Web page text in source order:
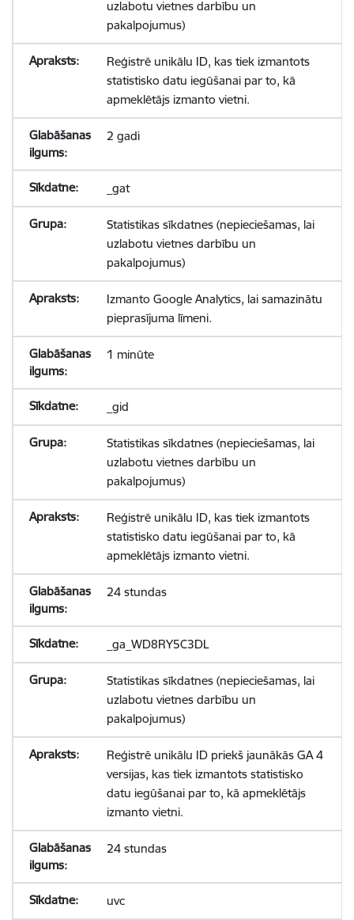
uzlabotu vietnes darbību un
pakalpojumus)
Reģistrē unikālu ID, kas tiek izmantots
statistisko datu iegūšanai par to, kā
apmeklētājs izmanto vietni.
2 gadi
_gat
Statistikas sīkdatnes (nepieciešamas, lai
uzlabotu vietnes darbību un
pakalpojumus)
Izmanto Google Analytics, lai samazinātu
pieprasījuma līmeni.
1 minūte
_gid
Statistikas sīkdatnes (nepieciešamas, lai
uzlabotu vietnes darbību un
pakalpojumus)
Reģistrē unikālu ID, kas tiek izmantots
statistisko datu iegūšanai par to, kā
apmeklētājs izmanto vietni.
24 stundas
_ga_WD8RY5C3DL
Statistikas sīkdatnes (nepieciešamas, lai
uzlabotu vietnes darbību un
pakalpojumus)
Reģistrē unikālu ID priekš jaunākās GA 4
versijas, kas tiek izmantots statistisko
datu iegūšanai par to, kā apmeklētājs
izmanto vietni.
24 stundas
uvc